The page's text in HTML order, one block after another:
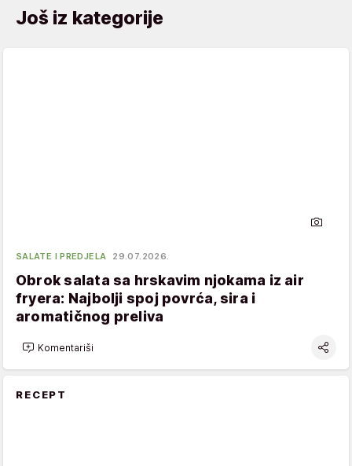
Još iz kategorije
SALATE I PREDJELA 29.07.2026.
Obrok salata sa hrskavim njokama iz air
fryera: Najbolji spoj povrća, sira i
aromatičnog preliva
Komentariši
RECEPT